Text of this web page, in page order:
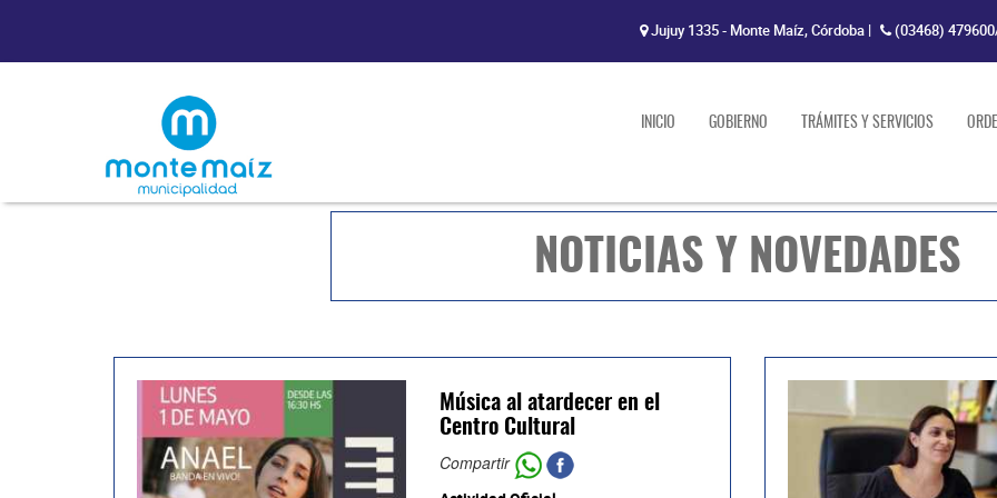
Jujuy 1335 - Monte Maíz, Córdoba | (03468)
INICIO GOBIERNO TRÁMITES Y SERVICIOS
NOTICIAS Y NOVEDADES
Música al atardecer en el
Centro Cultural
Compartir